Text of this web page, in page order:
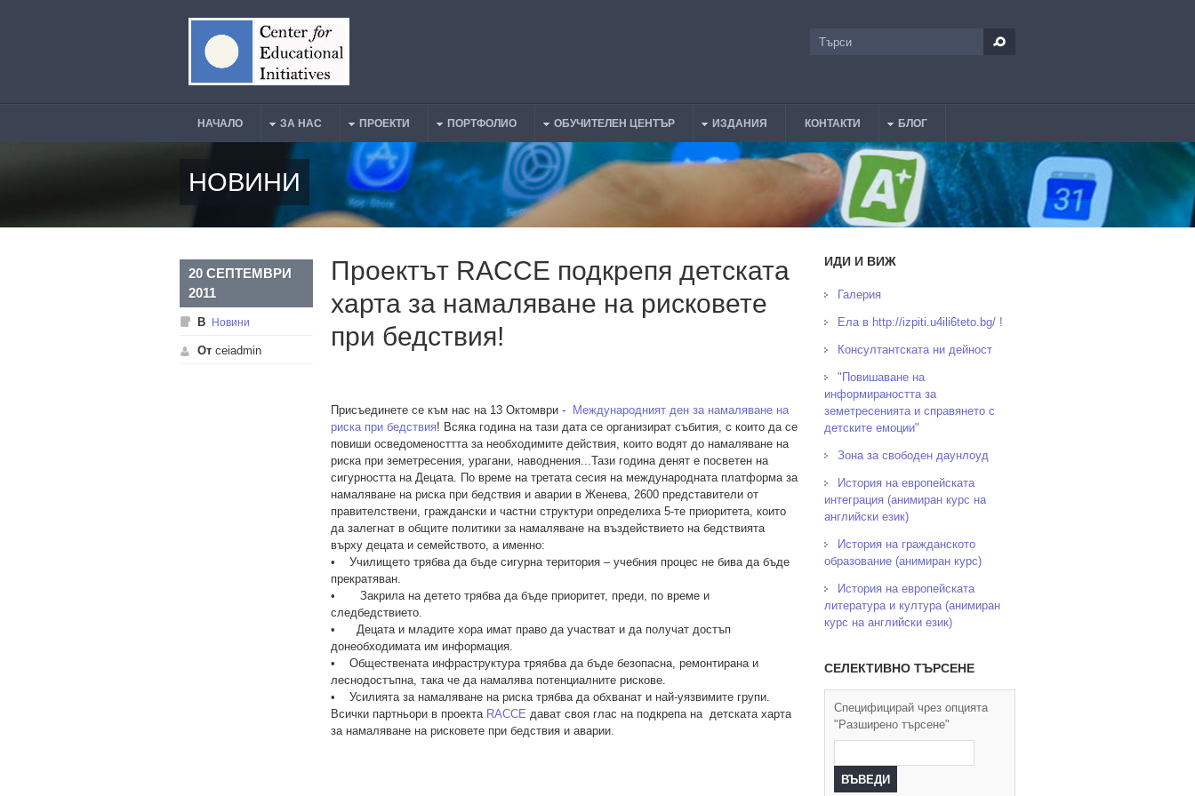
Търси
Main Menu
НАЧАЛО ЗА НАС ПРОЕКТИ ПОРТФОЛИО ОБУЧИТЕЛЕН ЦЕНТЪР ИЗДАНИЯ КОНТАКТИ БЛОГ
НОВИНИ
20 СЕПТЕМВРИ
2011
В Новини
От ceiadmin
Проектът RACCE подкрепя детската
харта за намаляване на рисковете
при бедствия!
Присъединете се към нас на 13 Октомври -
Международният ден за намаляване на
риска при бедствия! Всяка година на тази дата се организират събития, с които да се
повиши осведоменосттта за необходимите действия, които водят до намаляване на
риска при земетресения, урагани, наводнения...Тази година денят е посветен на
сигурността на Децата. По време на третата сесия на международната платформа за
намаляване на риска при бедствия и аварии в Женева, 2600 представители от
правителствени, граждански и частни структури определиха 5-те приоритета, които
да залегнат в общите политики за намаляване на въздействието на бедствията
върху децата и семейството, а именно:
• Училището трябва да бъде сигурна територия – учебния процес не бива да бъде
прекратяван.
• Закрила на детето трябва да бъде приоритет, преди, по време и
следбедствието.
• Децата и младите хора имат право да участват и да получат достъп
донеобходимата им информация.
• Обществената инфраструктура тряябва да бъде безопасна, ремонтирана и
леснодостъпна, така че да намалява потенциалните рискове.
• Усилията за намаляване на риска трябва да обхванат и най-уязвимите групи.
Всички партньори в проекта RACCE дават своя глас на подкрепа на детската харта
за намаляване на рисковете при бедствия и аварии.
ИДИ И ВИЖ
Галерия
Ела в http://izpiti.u4ili6teto.bg/ !
Консултантската ни дейност
"Повишаване на
информираността за
земетресенията и справянето с
детските емоции"
Зона за свободен даунлоуд
История на европейската
интеграция (анимиран курс на
английски език)
История на гражданското
образование (анимиран курс)
История на европейската
литература и култура (анимиран
курс на английски език)
СЕЛЕКТИВНО ТЪРСЕНЕ
Специфицирай чрез опцията
"Разширено търсене"